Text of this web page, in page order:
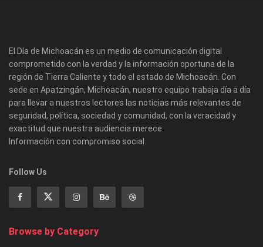
El Día de Michoacán es un medio de comunicación digital
comprometido con la verdad y la información oportuna de la
región de Tierra Caliente y todo el estado de Michoacán. Con
sede en Apatzingán, Michoacán, nuestro equipo trabaja día a día
para llevar a nuestros lectores las noticias más relevantes de
seguridad, política, sociedad y comunidad, con la veracidad y
exactitud que nuestra audiencia merece.
Información con compromiso social.
Follow Us
Browse by Category